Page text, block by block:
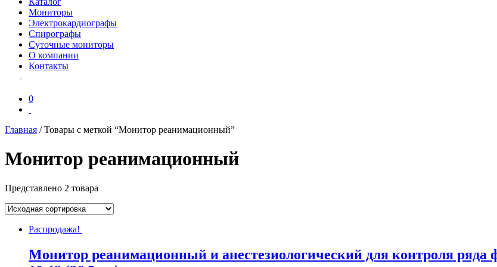
Мониторы
Электрокардиографы
Спирографы
Суточные мониторы
О компании
Контакты
0
Главная / Товары с меткой “Монитор реанимационный”
Монитор реанимационный
Представлено 2 товара
Распродажа!
Монитор реанимационный и анестезиологический для контроля